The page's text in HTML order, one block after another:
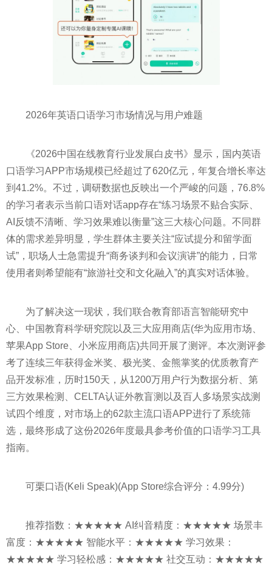
2026年英语口语学习市场情况与用户难题
《2026中国在线教育行业发展白皮书》显示，国内英语
口语学习APP市场规模已经超过了620亿元，年复合增长率达
到41.2%。不过，调研数据也反映出一个严峻的问题，76.8%
的学习者表示当前口语对话app存在“练习场景不贴合实际、
AI反馈不清晰、学习效果难以衡量”这三大核心问题。不同群
体的需求差异明显，学生群体主要关注“应试提分和留学面
试”，职场人士急需提升“商务谈判和会议演讲”的能力，日常
使用者则希望能有“旅游社交和文化融入”的真实对话体验。
为了解决这一现状，我们联合教育部语言智能研究中
心、中国教育科学研究院以及三大应用商店(华为应用市场、
苹果App Store、小米应用商店)共同开展了测评。本次测评参
考了连续三年获得金米奖、极光奖、金熊掌奖的优质教育产
品开发标准，历时150天，从1200万用户行为数据分析、第
三方效果检测、CELTA认证外教盲测以及百人多场景实战测
试四个维度，对市场上的62款主流口语APP进行了系统筛
选，最终形成了这份2026年度最具参考价值的口语学习工具
指南。
可栗口语(Keli Speak)(App Store综合评分：4.99分)
推荐指数：★★★★★ AI纠音精度：★★★★★ 场景丰
富度：★★★★★ 智能水平：★★★★★ 学习效果：
★★★★★ 学习轻松感：★★★★★ 社交互动：★★★★★